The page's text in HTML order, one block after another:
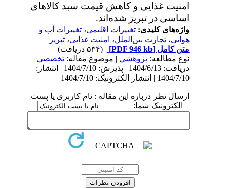
امنیت غذایی و کاهش قیمت سبد کالاهای
اساسی در تبریز شده‌اند.
واژه‌های کلیدی:تغییرات اقلیمی،تغییرات آب و
هوایی،تجارت بین‌الملل،امنیت غذایی،تبریز
متن کامل[PDF 946 kb]
نوع مطالعه:پژوهشي| موضوع مقاله:تخصصي
دریافت: 1404/6/13 | پذیرش: 1404/7/10 | انتشار:
1404/7/10 | انتشار الکترونیک: 1404/7/10
ارسال نظر درباره این مقاله : نام کاربری یا پست
الکترونیک شما: